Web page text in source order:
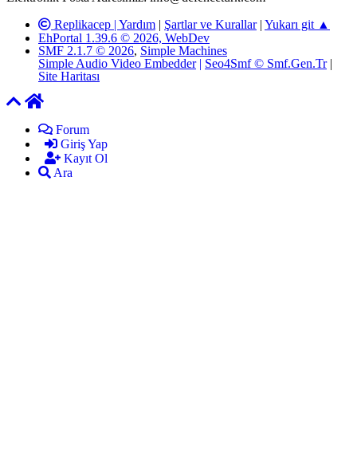
Replikacep | Yardım | Şartlar ve Kurallar| Yukarı git ▲
EhPortal 1.39.6 © 2026, WebDev
SMF 2.1.7 © 2026, Simple Machines
Simple Audio Video Embedder | Seo4Smf © Smf.Gen.Tr|
Site Haritası
Forum
Giriş Yap
Kayıt Ol
Ara